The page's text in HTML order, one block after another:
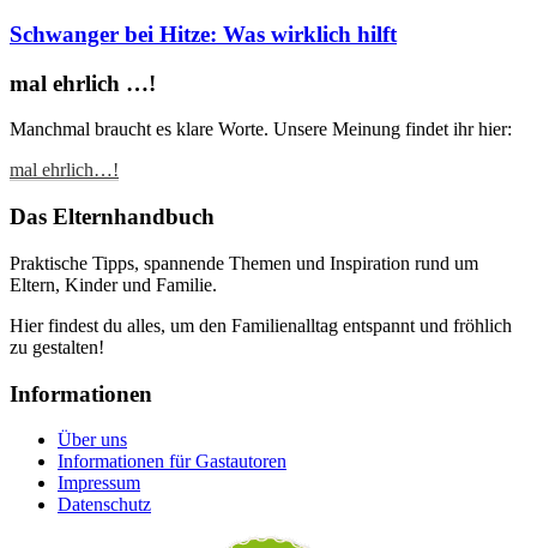
Schwanger bei Hitze: Was wirklich hilft
mal ehrlich …!
Manchmal braucht es klare Worte. Unsere Meinung findet ihr hier:
mal ehrlich…!
Das Elternhandbuch
Praktische Tipps, spannende Themen und Inspiration rund um
Eltern, Kinder und Familie.
Hier findest du alles, um den Familienalltag entspannt und fröhlich
zu gestalten!
Informationen
Über uns
Informationen für Gastautoren
Impressum
Datenschutz